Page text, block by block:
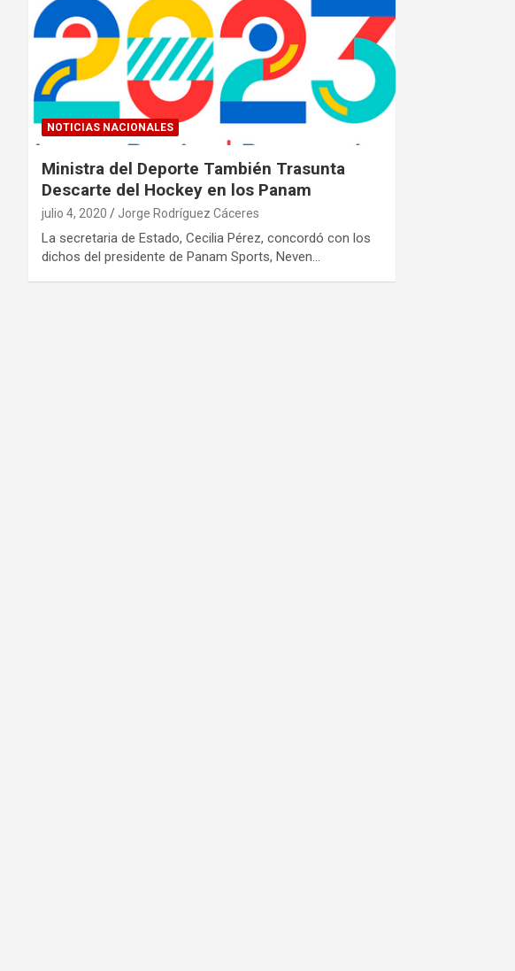
NOTICIAS NACIONALES
Ministra del Deporte También Trasunta
Descarte del Hockey en los Panam
julio 4, 2020 Jorge Rodríguez Cáceres
La secretaria de Estado, Cecilia Pérez, concordó con los
dichos del presidente de Panam Sports, Neven…